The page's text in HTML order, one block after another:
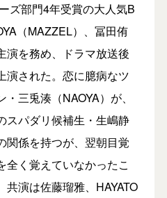
ズ部門4年受賞の大人気B
（MAZZEL）、冨田侑
演を務め、ドラマ放送後
演された。恋に臆病なツ
三兎湊（NAOYA）が、
スパダリ候補生・生嶋静
関係を持つが、翌朝目覚
全く覚えていなかったこ
共演は佐藤瑠雅、HAYATO